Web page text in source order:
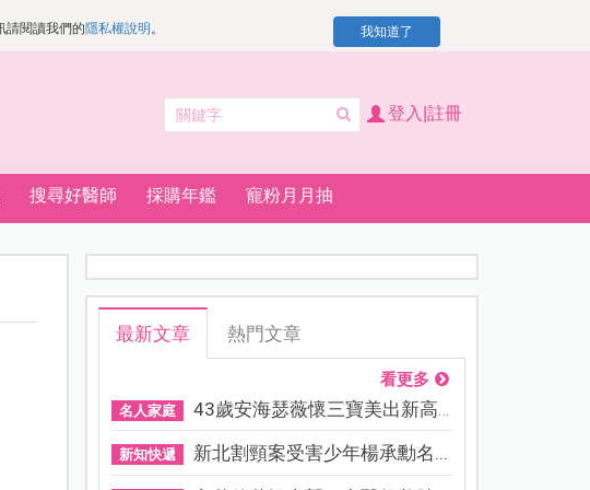
請閱讀我們的隱私權說明 。 我知道了
登入|註冊
搜尋好醫師 採購年鑑 寵粉月月抽
最新文章 熱門文章
看更多
名人家庭 43歲安海瑟薇懷三寶美出新高...
新知快遞 新北割頸案受害少年楊承勳名...